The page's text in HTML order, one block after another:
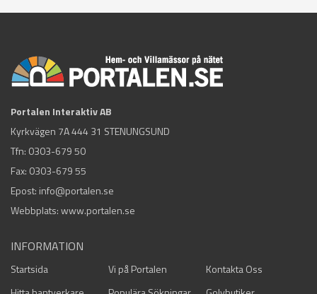
Portalen Interaktiv AB
Kyrkvägen 7A 444 31 STENUNGSUND
Tfn: 0303-679 50
Fax: 0303-679 55
Epost: info@portalen.se
Webbplats: www.portalen.se
INFORMATION
Startsida Vi på Portalen
Kontakta Oss